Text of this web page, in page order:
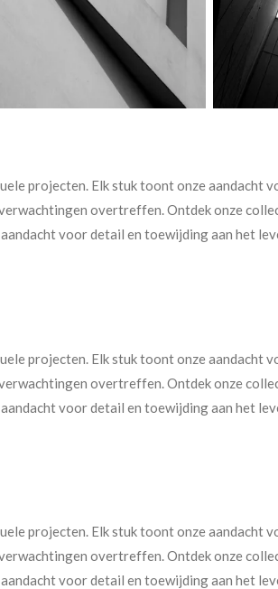
projecten. Elk stuk toont onze aandacht
overtreffen. Ontdek onze
voor detail en toewijding aan het
projecten. Elk stuk toont onze aandacht
overtreffen. Ontdek onze
voor detail en toewijding aan het
projecten. Elk stuk toont onze aandacht
overtreffen. Ontdek onze
voor detail en toewijding aan het